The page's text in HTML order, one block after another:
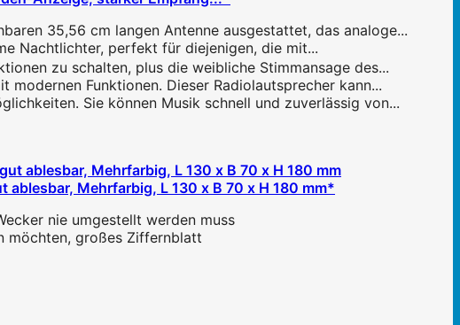
35,56 cm langen Antenne ausgestattet, das analoge...
Nachtlichter, perfekt für diejenigen, die mit...
zu schalten, plus die weibliche Stimmansage des...
Funktionen. Dieser Radiolautsprecher kann...
Sie können Musik schnell und zuverlässig von...
Mehrfarbig, L 130 x B 70 x H 180 mm*
nie umgestellt werden muss
möchten, großes Ziffernblatt